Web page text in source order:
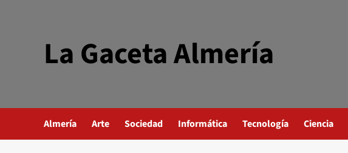
La Gaceta Almería
Almería Arte Sociedad Informática Tecnología Ciencia